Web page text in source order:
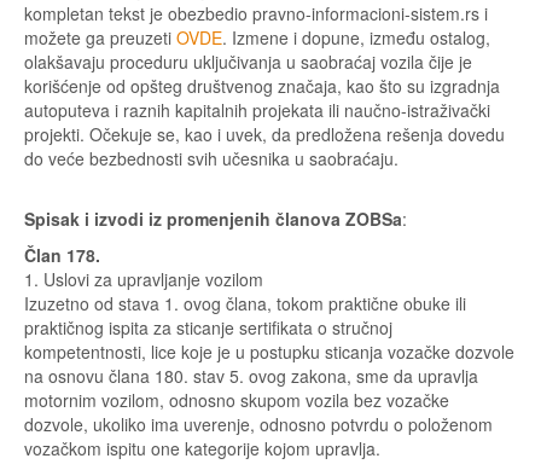
kompletan tekst je obezbedio pravno-informacioni-sistem.rs i
možete ga preuzeti OVDE. Izmene i dopune, između ostalog,
olakšavaju proceduru uključivanja u saobraćaj vozila čije je
korišćenje od opšteg društvenog značaja, kao što su izgradnja
autoputeva i raznih kapitalnih projekata ili naučno-istraživački
projekti. Očekuje se, kao i uvek, da predložena rešenja dovedu
do veće bezbednosti svih učesnika u saobraćaju.
Spisak i izvodi iz promenjenih članova ZOBSa:
Član 178.
1. Uslovi za upravljanje vozilom
Izuzetno od stava 1. ovog člana, tokom praktične obuke ili
praktičnog ispita za sticanje sertifikata o stručnoj
kompetentnosti, lice koje je u postupku sticanja vozačke dozvole
na osnovu člana 180. stav 5. ovog zakona, sme da upravlja
motornim vozilom, odnosno skupom vozila bez vozačke
dozvole, ukoliko ima uverenje, odnosno potvrdu o položenom
vozačkom ispitu one kategorije kojom upravlja.